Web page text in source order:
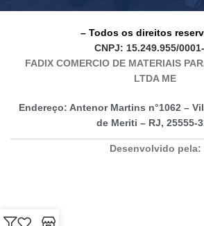
– Todos os direitos
CNPJ: 15.249.955/
FADIX COMERCIO DE MATERIAIS
LTDA ME
Endereço: Antenor Martins n°1062 –
de Meriti – RJ, 25555-
Desenvolvido pela: